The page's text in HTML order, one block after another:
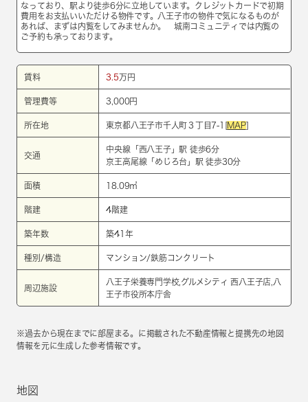
なっており、駅より徒歩6分に立地しています。クレジットカードで初期
費用をお支払いいただける物件です。八王子市の物件で気になるものが
あれば、まずは内覧をしてみませんか。 城南コミュニティでは内覧の
ご予約も承っております。
賃料 3.5 万円
管理費等 3,000円
所在地 東京都八王子市千人町３丁目7-1[ MAP]
交通
中央線 「 西八王子」駅 徒歩6分
京王高尾線 「 めじろ台 」駅 徒歩30分
面積 18.09㎡
階建 4階建
築年数 築41年
種別/構造 マンション/鉄筋コンクリート
周辺施設
八王子栄養専門学校,グルメシティ 西八王子店,八
王子市役所本庁舎
※過去から現在までに部屋まる。に掲載された不動産情報と提携先の地図
情報を元に生成した参考情報です。
地図